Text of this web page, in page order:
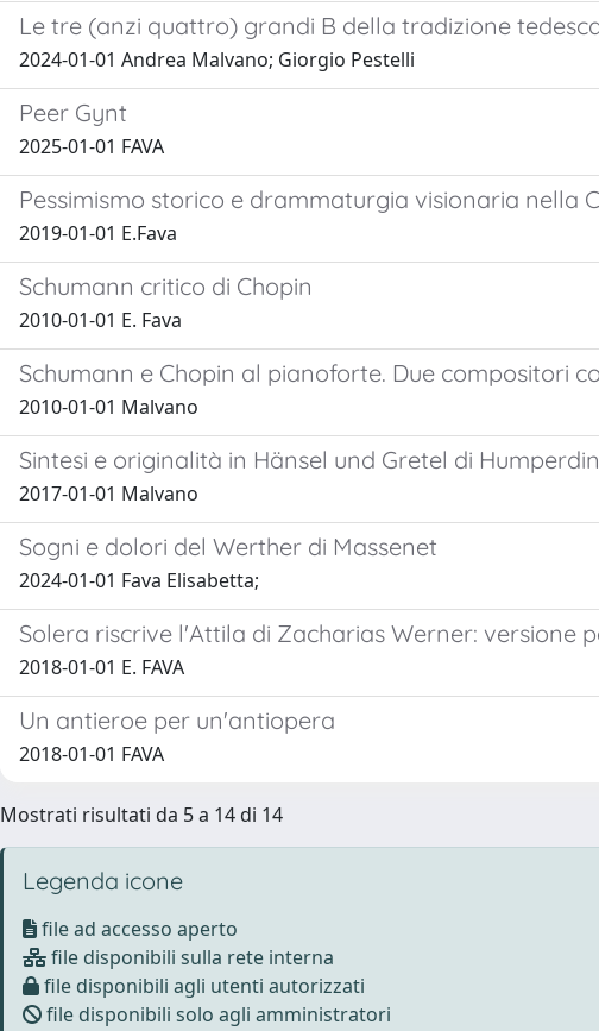
Le tre (anzi quattro) grandi B della tradizione
2024-01-01 Andrea Malvano; Giorgio Pestelli
Peer Gynt
2025-01-01 FAVA
Pessimismo storico e drammaturgia visionaria nella
2019-01-01 E.Fava
Schumann critico di Chopin
2010-01-01 E. Fava
Schumann e Chopin al pianoforte. Due compositori
2010-01-01 Malvano
Sintesi e originalità in Hänsel und Gretel di
2017-01-01 Malvano
Sogni e dolori del Werther di Massenet
2024-01-01 Fava Elisabetta;
Solera riscrive l'Attila di Zacharias Werner:
2018-01-01 E. FAVA
Un antieroe per un'antiopera
2018-01-01 FAVA
Mostrati risultati da 5 a 14 di 14
Legenda icone
file ad accesso aperto
file disponibili sulla rete interna
file disponibili agli utenti autorizzati
file disponibili solo agli amministratori